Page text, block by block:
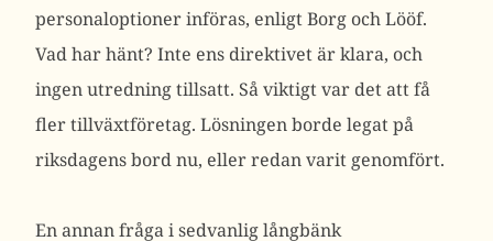
personaloptioner införas, enligt Borg och Lööf.
Vad har hänt? Inte ens direktivet är klara, och
ingen utredning tillsatt. Så viktigt var det att få
fler tillväxtföretag. Lösningen borde legat på
riksdagens bord nu, eller redan varit genomfört.
En annan fråga i sedvanlig långbänk